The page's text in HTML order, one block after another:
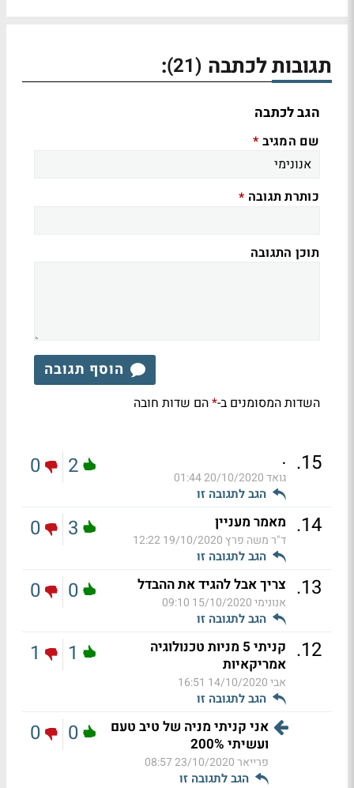
תגובות לכתבה (21)
:
הגב לכתבה
שם המגיב *
כותרת תגובה *
תוכן התגובה
הוסף תגובה
השדות המסומנים ב-*הם שדות חובה
15
.
.
גואד20/10/2020 01:44
הגב לתגובה זו
2
0
14
. מאמר מעניין
ד"ר משה פרץ 19/10/2020 12:22
הגב לתגובה זו
3
0
13
. צריך אבל להגיד את ההבדל
אנונימי15/10/2020 09:10
הגב לתגובה זו
0
0
12
.
קניתי 5 מניות טכנולוגיה
אמריקאיות
אבי14/10/2020 16:51
הגב לתגובה זו
1
1
אני קניתי מניה של טיב טעם
ועשיתי 200%
פרייאר23/10/2020 08:57
הגב לתגובה זו
0
0